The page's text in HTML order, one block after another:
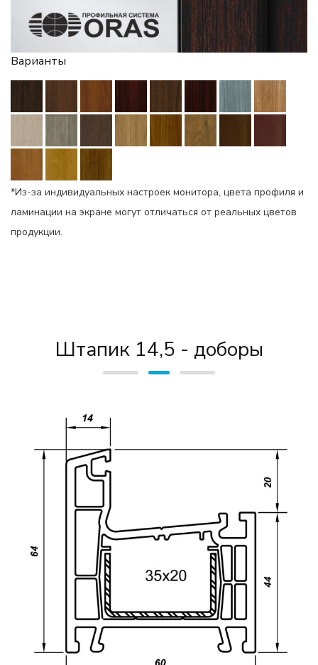
Варианты
*Из-за индивидуальных настроек монитора, цвета профиля и
ламинации на экране могут отличаться от реальных цветов
продукции.
Штапик 14,5 - доборы